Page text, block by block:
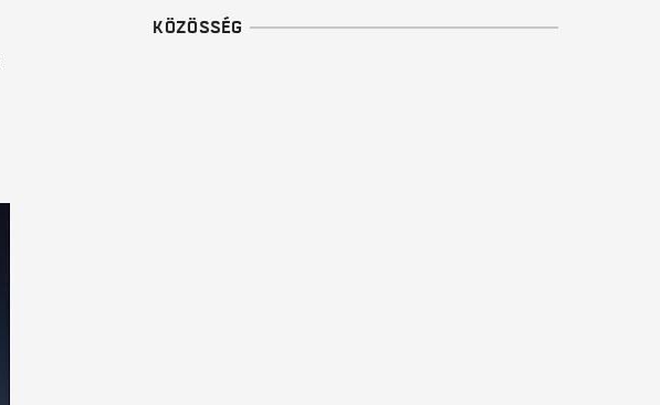
KÖZÖSSÉG